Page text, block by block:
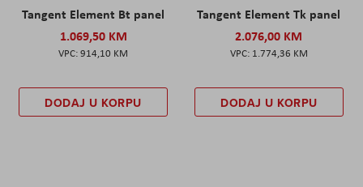
Tangent Element Bt panel
1.069,50 KM
914,10 KM
DODAJ U KORPU
Tangent Element Tk panel
2.076,00 KM
1.774,36 KM
DODAJ U KORPU